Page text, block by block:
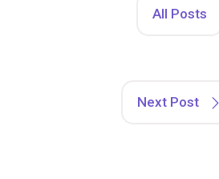
All Posts
Next Post